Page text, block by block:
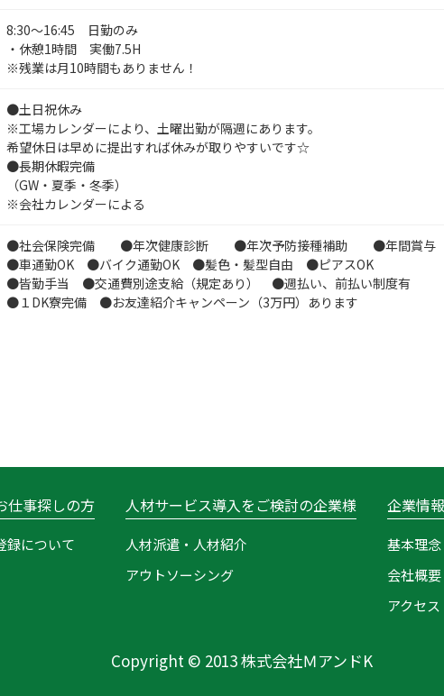
8:30～16:45 日勤のみ
・休憩1時間 実働7.5H
※残業は月10時間もありません！
●土日祝休み
※工場カレンダーにより、土曜出勤が隔週にあります。
希望休日は早めに提出すれば休みが取りやすいです☆
●長期休暇完備
（GW・夏季・冬季）
※会社カレンダーによる
●社会保険完備 ●年次健康診断 ●年次予防接種補助 ●年間賞与
●車通勤OK ●バイク通勤OK ●髪色・髪型自由 ●ピアスOK
●皆勤手当 ●交通費別途支給（規定あり） ●週払い、前払い制度有
●１DK寮完備 ●お友達紹介キャンペーン（3万円）あります
仕事探しの方
録について
人材サービス導入をご検討の企業様
人材派遣・人材紹介
アウトソーシング
企業情報
基本理念
会社概要
アクセス
Copyright © 2013 株式会社ＭアンドK